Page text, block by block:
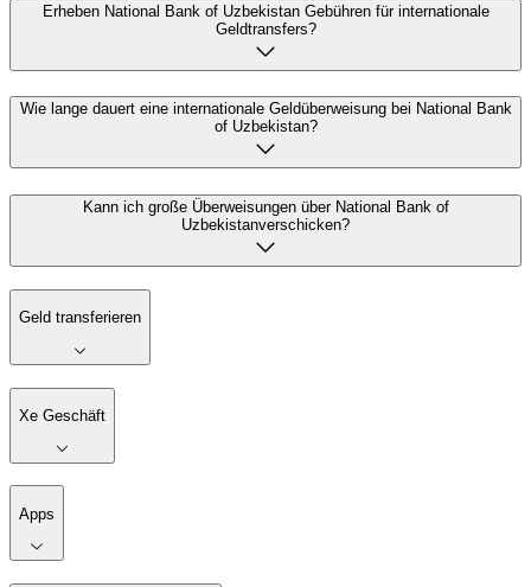
Erheben National Bank of Uzbekistan Gebühren für internationale
Geldtransfers?
Wie lange dauert eine internationale Geldüberweisung bei National Bank
of Uzbekistan?
Kann ich große Überweisungen über National Bank of
Uzbekistanverschicken?
Geld transferieren
Xe Geschäft
Apps